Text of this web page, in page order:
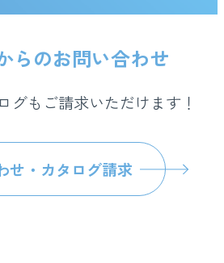
らのお問い合わせ
グもご請求いただけます！
せ・カタログ請求